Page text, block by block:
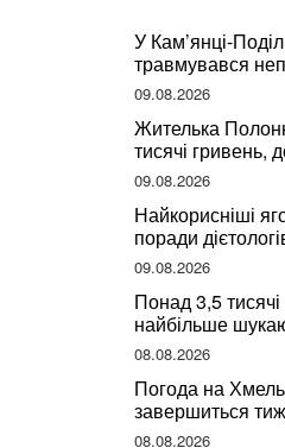
У Кам’янці-
травмувався
09.08.2026
Жителька
тисячі гривень,
псевдобанкіру
09.08.2026
Найкорисніші
поради
09.08.2026
Понад 3,5 тисячі
найбільше
Хмельниччині
08.08.2026
Погода на
завершиться
08.08.2026